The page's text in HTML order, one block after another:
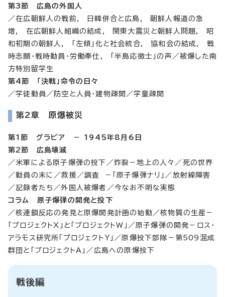
第3節 広島の外国人
／在広朝鮮人の戦前, 日韓併合と広島, 朝鮮人報道の急
増, 在広朝鮮人組織の結成, 関東大震災と朝鮮人問題, 昭
和初期の朝鮮人, 「左傾」化と社会統合, 協和会の結成, 戦
時志願・戦時動員・労働奉仕, 「半島応徴士」の声／被爆した南
方特別留学生
第4節 「決戦」命令の日々
／学徒動員／防空と人員・建物疎開／学童疎開
第2章 原爆被災
第1節 グラビア － 1945年8月6日
第2節 広島壊滅
／米軍による原子爆弾の投下／炸裂－地上の人々／死の世界
／動員の末に／救援／調査 －「原子爆弾ナリ」／放射線障害
／記録者たち／外国人被爆者／今なお不明な実態
コラム 原子爆弾の開発と投下
／核連鎖反応の発見と原爆開発計画の始動／核物質の生産－
「プロジェクトX」と「プロジェクトW」／原子爆弾の開発－ロス・
アラモス研究所「プロジェクトY」／原爆投下部隊－第509混成
群団と「プロジェクトA」／広島への原爆投下
戦後編